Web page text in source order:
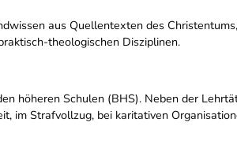
aus Quellentexten des
theologischen Disziplinen.
höheren Schulen (BHS). Neben der
im Strafvollzug, bei karitativen